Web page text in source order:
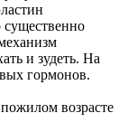
существенно
и зудеть. На
гормонов.
возрасте